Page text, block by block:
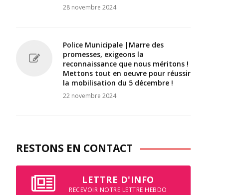
28 novembre 2024
Police Municipale |Marre des
promesses, exigeons la
reconnaissance que nous méritons !
Mettons tout en oeuvre pour réussir
la mobilisation du 5 décembre !
22 novembre 2024
RESTONS EN CONTACT
LETTRE D'INFO
RECEVOIR NOTRE LETTRE HEBDO